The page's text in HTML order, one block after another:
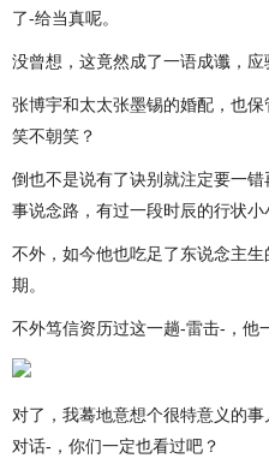
了-给当真呢。
没曾想，这竟然成了一语成谶，应
张博宇和太太张墨锡的婚配，也
笑不朝笑？
倒也不是说有了诀别就注定要一
事说念路，有过一段时辰的行状小
不外，如今他也吃足了东说念主
期。
不外笃信资历过这一趟-雷击-，他
对了，我蓦地意想个很特意义的
对话-，你们一定也看过吧？